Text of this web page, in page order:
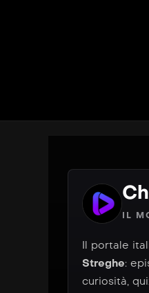
IL
Il portale
Streghe:
curiosità,